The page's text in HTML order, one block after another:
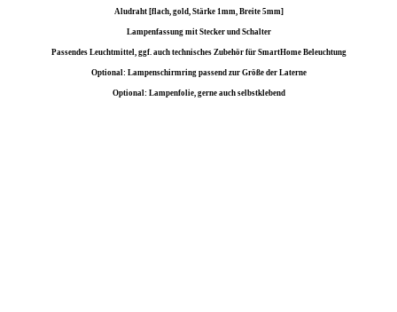
Aludraht [flach, gold, Stärke 1mm, Breite 5mm]
Lampenfassung mit Stecker und Schalter
Passendes Leuchtmittel, ggf. auch technisches Zubehör für SmartHome Beleuchtung
Optional: Lampenschirmring passend zur Größe der Laterne
Optional: Lampenfolie, gerne auch selbstklebend